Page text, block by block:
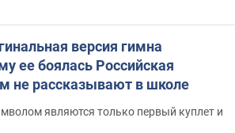
версия гимна
ее боялась Российская
не рассказывают в школе
являются только первый куплет и